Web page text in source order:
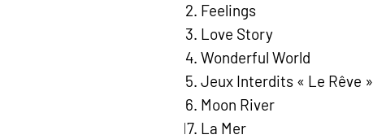
Feelings
Love Story
Wonderful World
Jeux Interdits « Le Rêve »
Moon River
La Mer